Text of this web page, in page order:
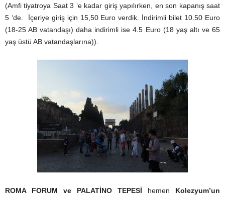
(Amfi tiyatroya Saat 3 ‘e kadar giriş yapılırken, en son kapanış saat
5 ‘de. İçeriye giriş için 15,50 Euro verdik. İndirimli bilet 10.50 Euro
(18-25 AB vatandaşı) daha indirimli ise 4.5 Euro (18 yaş altı ve 65
yaş üstü AB vatandaşlarına)).
ROMA FORUM ve PALATİNO TEPESİ hemen Kolezyum’un